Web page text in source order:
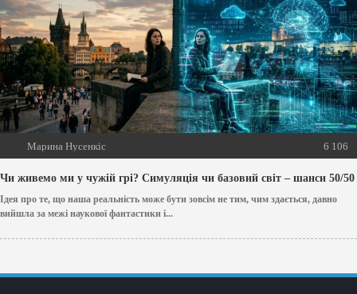
Марина Нусенкіс 6 106
Чи живемо ми у чужій грі? Симуляція чи базовий світ – шанси 50/50
Ідея про те, що наша реальність може бути зовсім не тим, чим здається, давно
вийшла за межі наукової фантастики і...